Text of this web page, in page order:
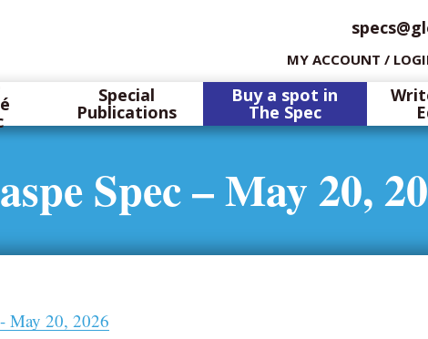
MY ACCOUNT /
Special
Publications
Buy a spot in
The Spec
Spec – May 20,
May 20, 2026